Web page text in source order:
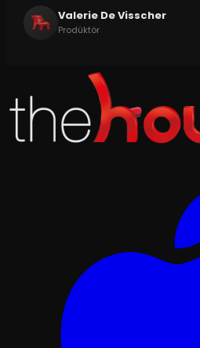
Valerie De Visscher
Prodüktör